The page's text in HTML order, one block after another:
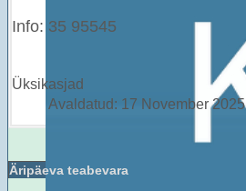
Info: 35 95545
Üksikasjad
Avaldatud: 17 November 2025
Äripäeva teabevara